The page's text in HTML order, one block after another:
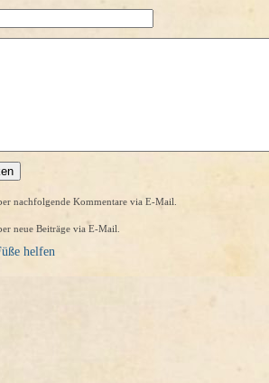
nachfolgende Kommentare via E-Mail.
neue Beiträge via E-Mail.
helfen